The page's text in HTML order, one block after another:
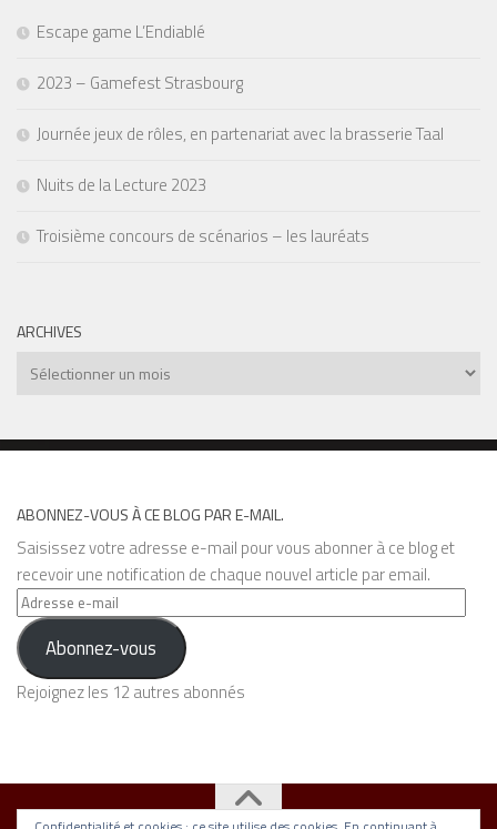
Escape game L’Endiablé
2023 – Gamefest Strasbourg
Journée jeux de rôles, en partenariat avec la brasserie Taal
Nuits de la Lecture 2023
Troisième concours de scénarios – les lauréats
ARCHIVES
Archives
ABONNEZ-VOUS À CE BLOG PAR E-MAIL.
Saisissez votre adresse e-mail pour vous abonner à ce blog et
recevoir une notification de chaque nouvel article par email.
Adresse
e-
mail Abonnez-vous
Rejoignez les 12 autres abonnés